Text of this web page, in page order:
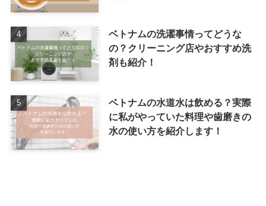
ベトナムの洗濯事情ってどうな
の？クリーニング店やおすすめ洗
剤も紹介！
ベトナムの水道水は飲める？実際
に私がやっていた料理や歯磨きの
水の使い方を紹介します！